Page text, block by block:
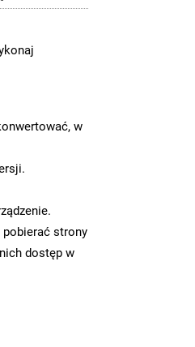
w
pobierać strony
dostęp w